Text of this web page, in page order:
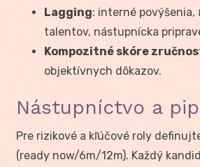
Lagging: interné povýšenia,
talentov, nástupnícka
Kompozitné skóre
objektívnych dôkazov.
Nástupníctvo a
Pre rizikové a kľúčové roly
(ready now/6m/12m). Každý